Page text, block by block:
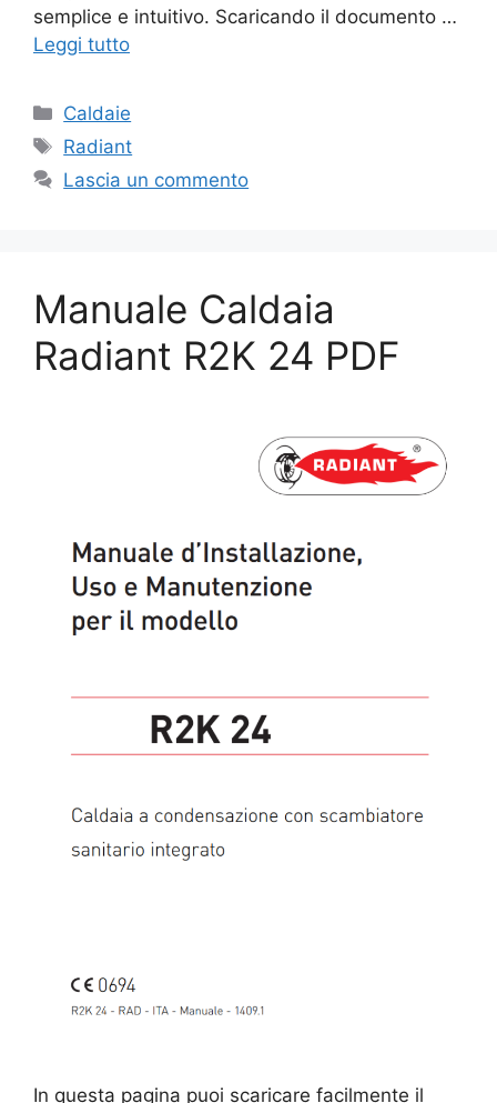
semplice e intuitivo. Scaricando il documento …
Leggi tutto
Categorie
Caldaie
Tag
Radiant
Lascia un commento
Manuale Caldaia
Radiant R2K 24​ PDF
In questa pagina puoi scaricare facilmente il